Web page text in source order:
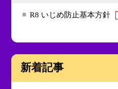
R8 いじめ防止基本方針
新着記事